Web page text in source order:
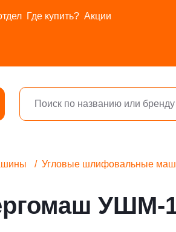
Где купить? Акции
Угловые шлифовальные
УШМ-